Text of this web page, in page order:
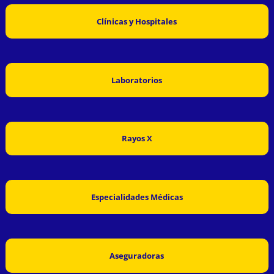
Clínicas y Hospitales
Laboratorios
Rayos X
Especialidades Médicas
Aseguradoras